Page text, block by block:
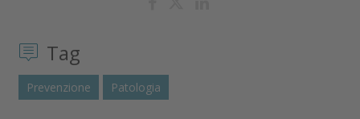
Tag
Prevenzione Patologia